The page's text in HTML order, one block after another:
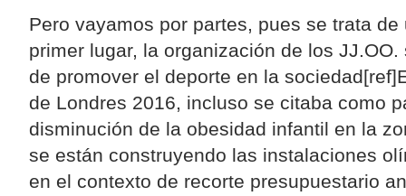
Pero vayamos por partes, pues se trata
primer lugar, la organización de los
de promover el deporte en la
de Londres 2016, incluso se citaba como
disminución de la obesidad infantil en la
se están construyendo las instalaciones
en el contexto de recorte presupuestario